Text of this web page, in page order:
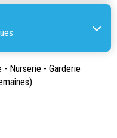
- Nurserie - Garderie